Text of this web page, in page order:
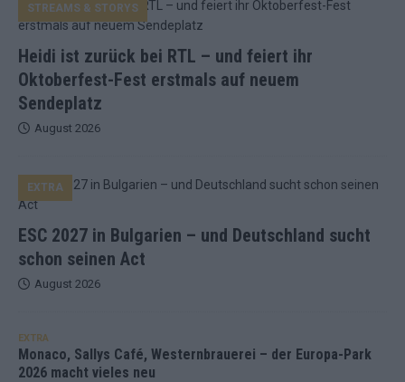
Heidi ist zurück bei RTL – und feiert ihr
Oktoberfest-Fest erstmals auf neuem
Sendeplatz
STREAMS & STORYS
August 2026
ESC 2027 in Bulgarien – und Deutschland sucht
schon seinen Act
EXTRA
August 2026
EXTRA
Monaco, Sallys Café, Westernbrauerei – der Europa-Park
2026 macht vieles neu